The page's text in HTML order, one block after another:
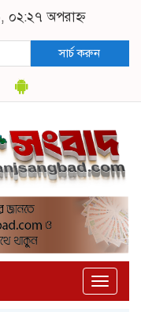
০২:২৭ অপরাহ্ন
সার্চ করুন
Toggle